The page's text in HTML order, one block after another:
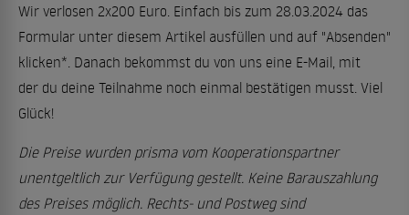
Wir verlosen 2x200 Euro. Einfach bis zum 28.03.2024 das
Formular unter diesem Artikel ausfüllen und auf "Absenden"
klicken*. Danach bekommst du von uns eine E-Mail, mit
der du deine Teilnahme noch einmal bestätigen musst. Viel
Glück!
Die Preise wurden prisma vom Kooperationspartner
unentgeltlich zur Verfügung gestellt. Keine Barauszahlung
des Preises möglich. Rechts- und Postweg sind